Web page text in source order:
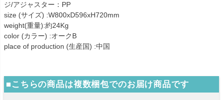
ジ/アジャスター：PP
size (サイズ) :W800xD596xH720mm
weight(重量):約24Kg
color (カラー) :オークB
place of production (生産国) :中国
■こちらの商品は複数梱包でのお届け商品です